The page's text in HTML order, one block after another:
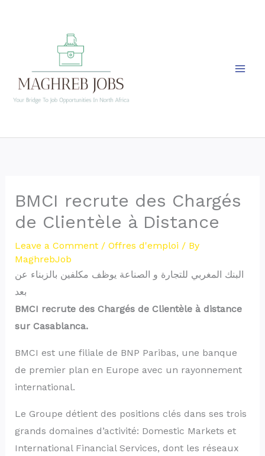
BMCI recrute des Chargés
de Clientèle à Distance
Leave a Comment / Offres d'emploi / By
MaghrebJob
البنك المغربي للتجارة و الصناعة يوظف مكلفين بالزبناء عن
بعد
BMCI recrute des Chargés de Clientèle à distance
sur Casablanca.
BMCI est une filiale de BNP Paribas, une banque
de premier plan en Europe avec un rayonnement
international.
Le Groupe détient des positions clés dans ses trois
grands domaines d’activité: Domestic Markets et
International Financial Services, dont les réseaux